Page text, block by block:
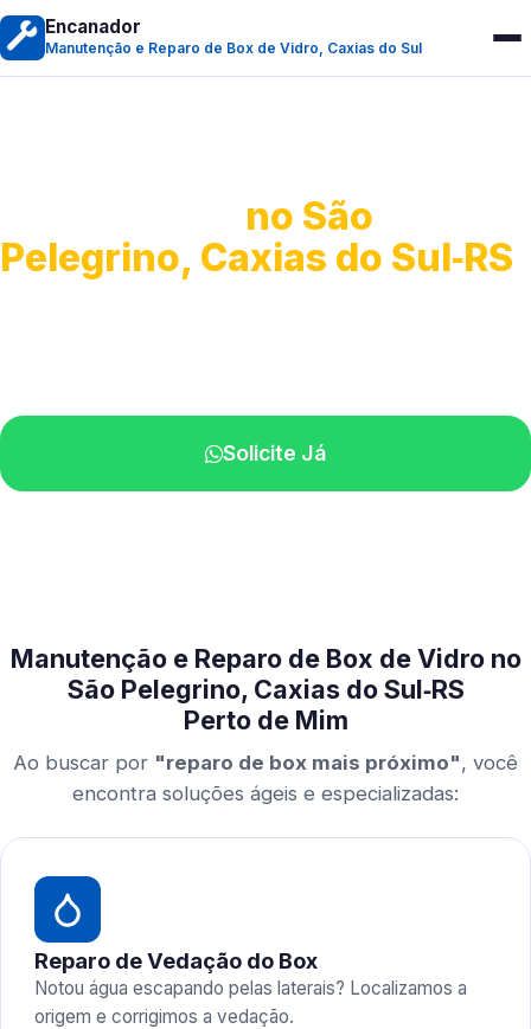
Encanador
Manutenção e Reparo de Box de Vidro, Caxias do Sul
no São
Pelegrino, Caxias do Sul‑RS
Solicite Já
Manutenção e Reparo de Box de Vidro no
São Pelegrino, Caxias do Sul‑RS
Perto de Mim
Ao buscar por "reparo de box mais próximo", você
encontra soluções ágeis e especializadas:
Reparo de Vedação do Box
Notou água escapando pelas laterais? Localizamos a
origem e corrigimos a vedação.